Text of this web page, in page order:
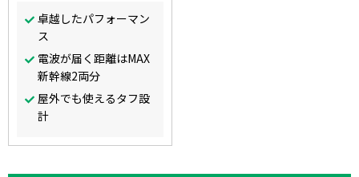
卓越したパフォーマン
ス
電波が届く距離はMAX
新幹線2両分
屋外でも使えるタフ設
計